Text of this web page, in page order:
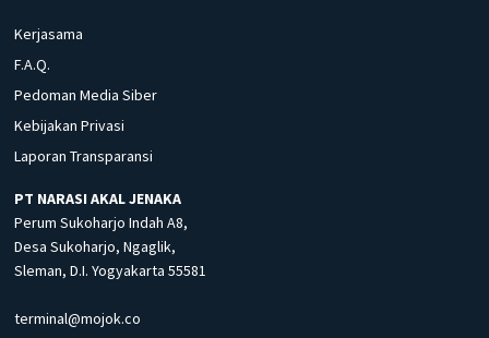
Kerjasama
F.A.Q.
Pedoman Media Siber
Kebijakan Privasi
Laporan Transparansi
PT NARASI AKAL JENAKA
Perum Sukoharjo Indah A8,
Desa Sukoharjo, Ngaglik,
Sleman, D.I. Yogyakarta 55581
terminal@mojok.co